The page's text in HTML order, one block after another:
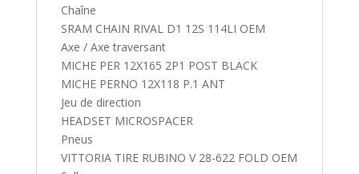
Chaîne
SRAM CHAIN RIVAL D1 12S 114LI OEM
Axe / Axe traversant
MICHE PER 12X165 2P1 POST BLACK
MICHE PERNO 12X118 P.1 ANT
Jeu de direction
HEADSET MICROSPACER
Pneus
VITTORIA TIRE RUBINO V 28-622 FOLD OEM